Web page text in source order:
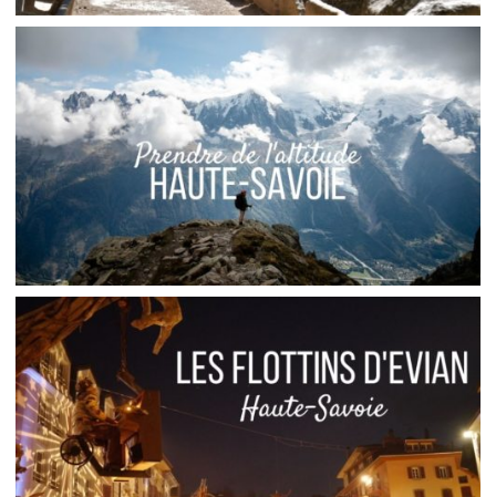
FRANCE // LES ALYSCAMPS D’ARLES
Audrey Blog, Europe
FRANCE // SEPT EXPÉRIENCES DE MONTAGNE À
VIVRE EN HAUTE-SAVOIE
Audrey Blog Europe